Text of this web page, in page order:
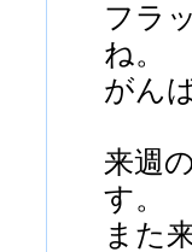
フラ
ね。
がん
来週
す。
また